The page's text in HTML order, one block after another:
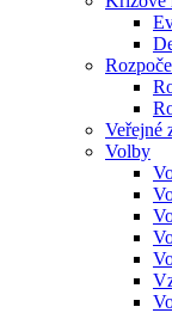
Veřejné
Volby